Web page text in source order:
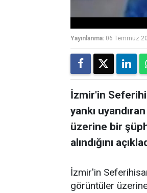
Yayınlanma: 06 Temmuz
İzmir'in
yankı
üzerine bir
alındığını
İzmir'in
görüntüler